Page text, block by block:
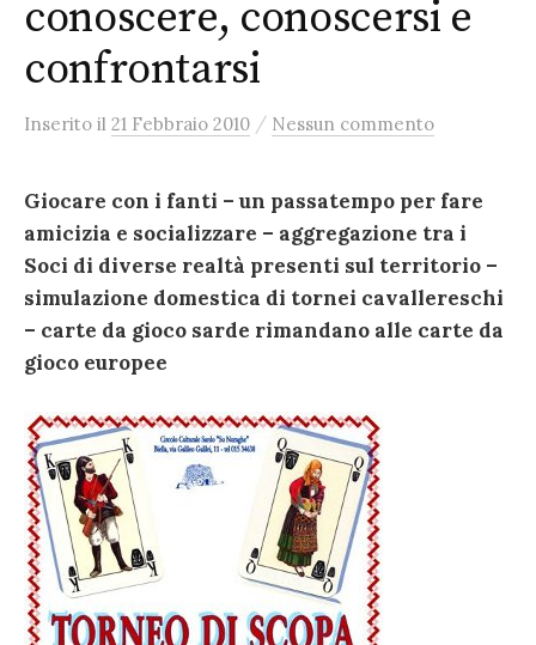
conoscere, conoscersi e
confrontarsi
Inserito il 21 Febbraio 2010 / Nessun commento
Giocare con i fanti – un passatempo per fare
amicizia e socializzare – aggregazione tra i
Soci di diverse realtà presenti sul territorio –
simulazione domestica di tornei cavallereschi
– carte da gioco sarde rimandano alle carte da
gioco europee